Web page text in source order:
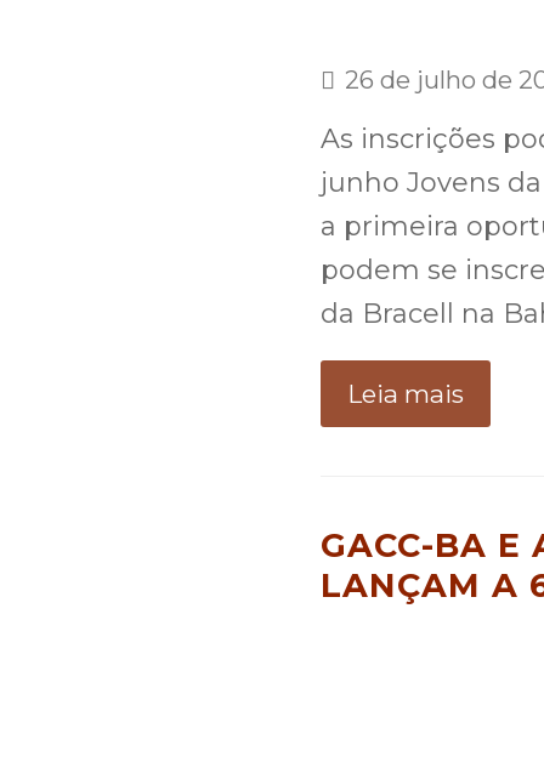
26 de julho de
As inscrições
junho Jovens
a primeira
podem se
da Bracell na
Leia mais
GACC-BA E
LANÇAM A